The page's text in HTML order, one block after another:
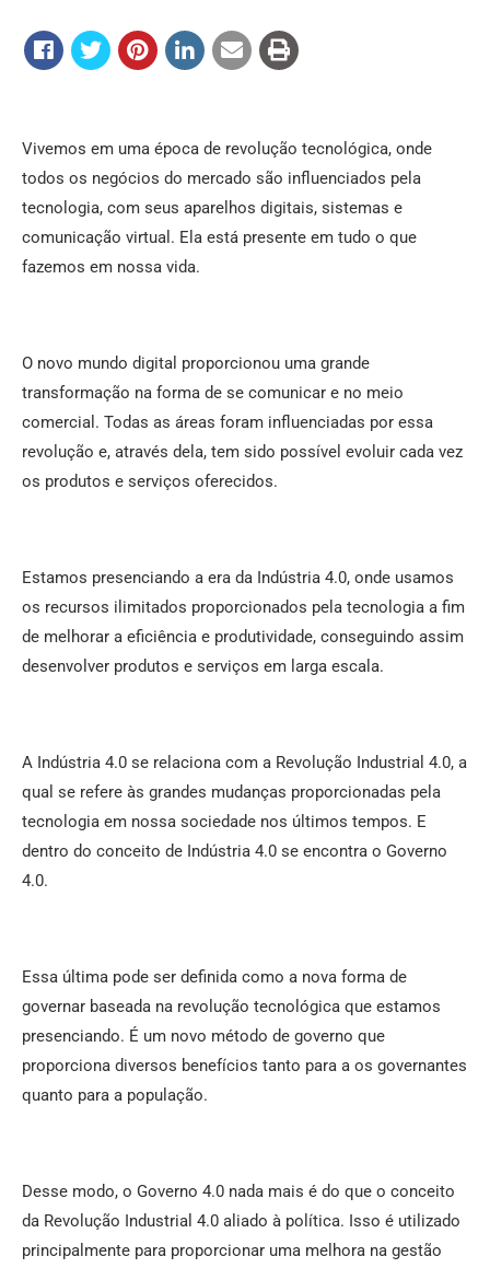
Vivemos em uma época de revolução tecnológica, onde
todos os negócios do mercado são influenciados pela
tecnologia, com seus aparelhos digitais, sistemas e
comunicação virtual. Ela está presente em tudo o que
fazemos em nossa vida.
O novo mundo digital proporcionou uma grande
transformação na forma de se comunicar e no meio
comercial. Todas as áreas foram influenciadas por essa
revolução e, através dela, tem sido possível evoluir cada vez
os produtos e serviços oferecidos.
Estamos presenciando a era da Indústria 4.0, onde usamos
os recursos ilimitados proporcionados pela tecnologia a fim
de melhorar a eficiência e produtividade, conseguindo assim
desenvolver produtos e serviços em larga escala.
A Indústria 4.0 se relaciona com a Revolução Industrial 4.0, a
qual se refere às grandes mudanças proporcionadas pela
tecnologia em nossa sociedade nos últimos tempos. E
dentro do conceito de Indústria 4.0 se encontra o Governo
4.0.
Essa última pode ser definida como a nova forma de
governar baseada na revolução tecnológica que estamos
presenciando. É um novo método de governo que
proporciona diversos benefícios tanto para a os governantes
quanto para a população.
Desse modo, o Governo 4.0 nada mais é do que o conceito
da Revolução Industrial 4.0 aliado à política. Isso é utilizado
principalmente para proporcionar uma melhora na gestão